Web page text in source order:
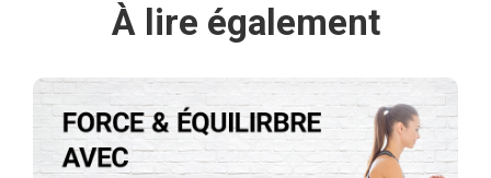
À lire également